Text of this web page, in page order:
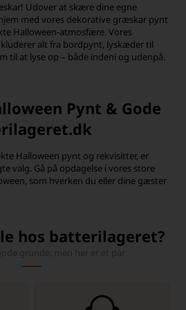
Udover at skære dine egne
med vores dekorative græskar pynt
Halloween-atmosfære. Vores
alt fra bordpynt, lyskæder til
til at lyse op – både indeni og udenpå.
Pynt & Gode
Halloween pynt og rekvisitter, er
valg. Gå på opdagelse i vores store
som hverken du eller dine gæster
hos batterilageret?